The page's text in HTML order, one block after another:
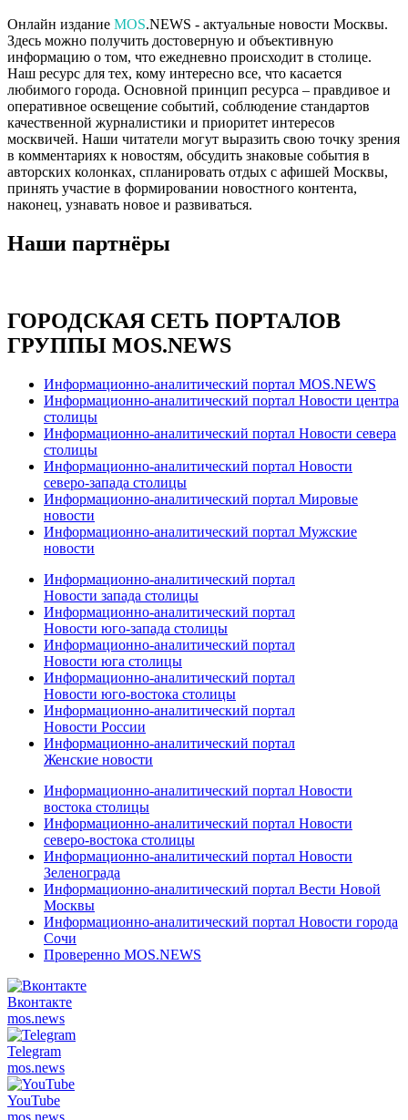
Онлайн издание MOS.NEWS - актуальные новости Москвы.
Здесь можно получить достоверную и объективную
информацию о том, что ежедневно происходит в столице.
Наш ресурс для тех, кому интересно все, что касается
любимого города. Основной принцип ресурса – правдивое и
оперативное освещение событий, соблюдение стандартов
качественной журналистики и приоритет интересов
москвичей. Наши читатели могут выразить свою точку зрения
в комментариях к новостям, обсудить знаковые события в
авторских колонках, спланировать отдых с афишей Москвы,
принять участие в формировании новостного контента,
наконец, узнавать новое и развиваться.
Наши партнёры
ГОРОДСКАЯ СЕТЬ ПОРТАЛОВ
ГРУППЫ MOS.NEWS
Информационно-аналитический портал MOS.NEWS
Информационно-аналитический портал Новости центра
столицы
Информационно-аналитический портал Новости севера
столицы
Информационно-аналитический портал Новости
северо-запада столицы
Информационно-аналитический портал Мировые
новости
Информационно-аналитический портал Мужские
новости
Информационно-аналитический портал
Новости запада столицы
Информационно-аналитический портал
Новости юго-запада столицы
Информационно-аналитический портал
Новости юга столицы
Информационно-аналитический портал
Новости юго-востока столицы
Информационно-аналитический портал
Новости России
Информационно-аналитический портал
Женские новости
Информационно-аналитический портал Новости
востока столицы
Информационно-аналитический портал Новости
северо-востока столицы
Информационно-аналитический портал Новости
Зеленограда
Информационно-аналитический портал Вести Новой
Москвы
Информационно-аналитический портал Новости города
Сочи
Проверенно MOS.NEWS
Вконтакте
mos.news
Telegram
mos.news
YouTube
mos. news